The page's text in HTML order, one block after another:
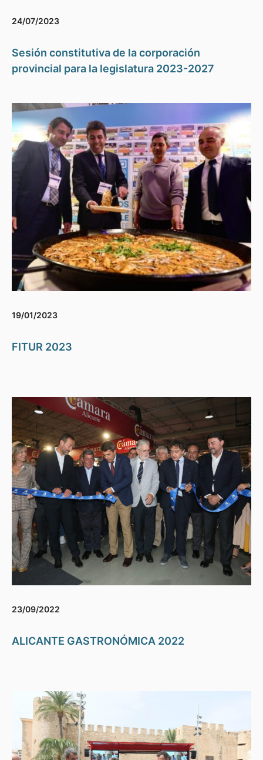
24/07/2023
Sesión constitutiva de la corporación
provincial para la legislatura 2023-2027
19/01/2023
FITUR 2023
23/09/2022
ALICANTE GASTRONÓMICA 2022